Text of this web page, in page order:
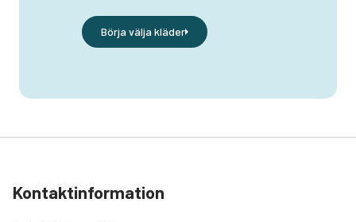
Börja välja kläder
Kontaktinformation